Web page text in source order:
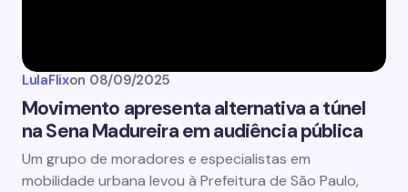
LulaFlixon 08/09/2025
Movimento apresenta alternativa a túnel
na Sena Madureira em audiência pública
Um grupo de moradores e especialistas em
mobilidade urbana levou à Prefeitura de São Paulo,